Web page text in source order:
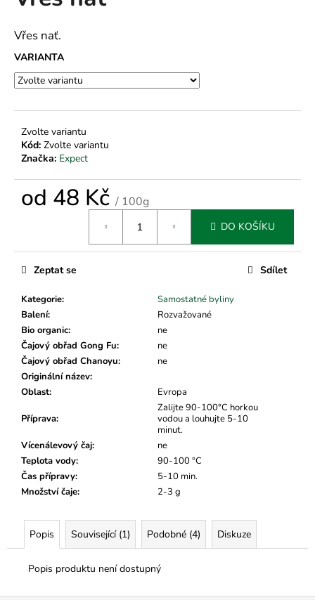
z
5
hvězdiček.
Vřes nať.
VARIANTA
Zvolte variantu
Kód: Zvolte variantu
Značka: Expect
od 48 Kč / 100g
DO KOŠÍKU
Kategorie:
Samostatné byliny
Balení:
Rozvažované
Bio organic:
ne
Čajový obřad Gong Fu:
ne
Čajový obřad Chanoyu:
ne
Originální název:
Oblast: Evropa
Příprava:
Zalijte 90-100°C horkou
vodou a louhujte 5-10
minut.
Vícenálevový čaj:
ne
Teplota vody:
90-100 °C
Čas přípravy:
5-10 min.
Množství čaje: 2-3 g
Zeptat se Sdílet
Popis Související (1) Podobné (4) Diskuze
Popis produktu není dostupný
j
í
t
?
p
o
u
u
e
m
e